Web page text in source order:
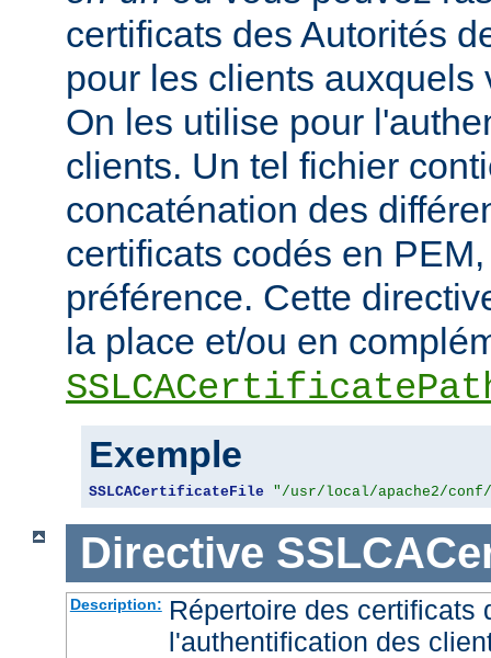
certificats des Autorités
pour les clients auxquels
On les utilise pour
clients. Un tel fichier
concaténation des
certificats codés en
préférence. Cette
la place et/ou en
Exemple
SSLCACertificateFile "/usr/local/apache2/
Directive
Description: Répertoire des certificats
l'authentification des